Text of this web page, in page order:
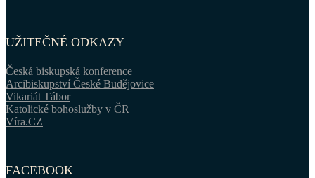
UŽITEČNÉ ODKAZY
Česká biskupská konference
Arcibiskupství České Budějovice
Vikariát Tábor
Katolické bohoslužby v ČR
Víra.CZ
FACEBOOK